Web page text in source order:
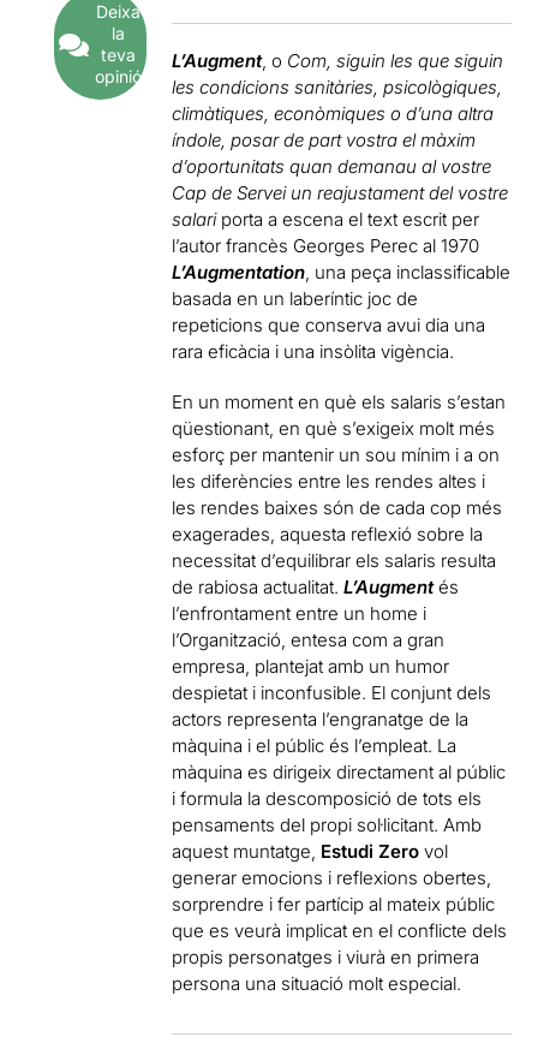
Deixa
la
teva
opinió
L’Augment, o Com, siguin les que siguin
les condicions sanitàries, psicològiques,
climàtiques, econòmiques o d’una altra
índole, posar de part vostra el màxim
d’oportunitats quan demanau al vostre
Cap de Servei un reajustament del vostre
salariporta a escena el text escrit per
l’autor francès Georges Perec al 1970
L’Augmentation, una peça inclassificable
basada en un laberíntic joc de
repeticions que conserva avui dia una
rara eficàcia i una insòlita vigència.
En un moment en què els salaris s’estan
qüestionant, en què s’exigeix molt més
esforç per mantenir un sou mínim i a on
les diferències entre les rendes altes i
les rendes baixes són de cada cop més
exagerades, aquesta reflexió sobre la
necessitat d’equilibrar els salaris resulta
de rabiosa actualitat. L’Augment és
l’enfrontament entre un home i
l’Organització, entesa com a gran
empresa, plantejat amb un humor
despietat i inconfusible. El conjunt dels
actors representa l’engranatge de la
màquina i el públic és l’empleat. La
màquina es dirigeix directament al públic
i formula la descomposició de tots els
pensaments del propi sol·licitant. Amb
aquest muntatge, Estudi Zero vol
generar emocions i reflexions obertes,
sorprendre i fer partícip al mateix públic
que es veurà implicat en el conflicte dels
propis personatges i viurà en primera
persona una situació molt especial.